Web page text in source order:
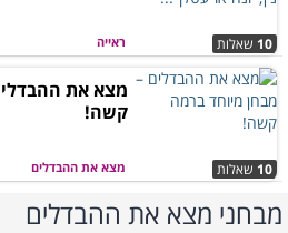
ראייה 10 שאלות
מצא את ההבדלים 10 שאלות
מצא את
קשה!
מבחני מצא את ההבדלים